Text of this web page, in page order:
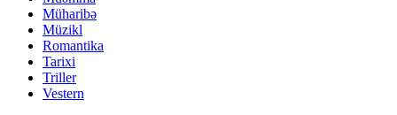
Müharibə
Müzikl
Romantika
Tarixi
Triller
Vestern